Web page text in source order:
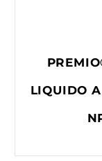
LIQUIDO